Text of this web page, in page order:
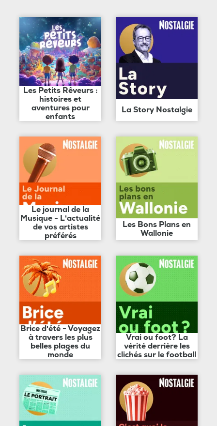
Les Petits Rêveurs :
histoires et
aventures pour
enfants
La Story Nostalgie
Le journal de la
Musique - L'actualité
de vos artistes
préférés
Les Bons Plans en
Wallonie
Brice d'été - Voyagez
à travers les plus
belles plages du
monde
Vrai ou foot? La
vérité derrière les
clichés sur le football